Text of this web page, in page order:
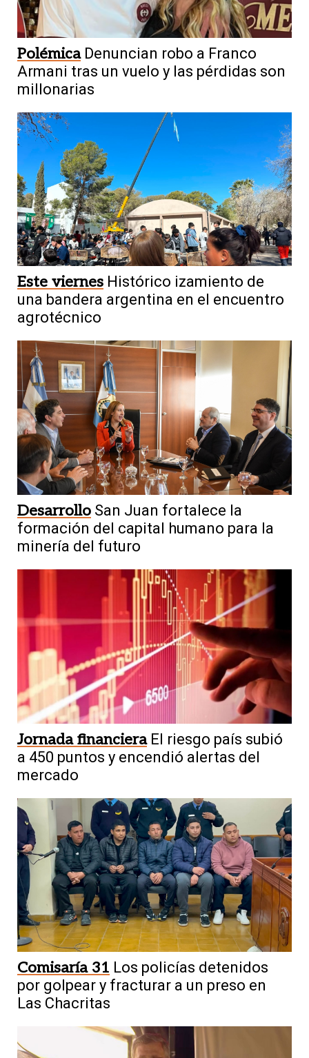
Polémica Denuncian robo a Franco
Armani tras un vuelo y las pérdidas son
millonarias
Este viernes Histórico izamiento de
una bandera argentina en el encuentro
agrotécnico
Desarrollo San Juan fortalece la
formación del capital humano para la
minería del futuro
Jornada financiera El riesgo país subió
a 450 puntos y encendió alertas del
mercado
Comisaría 31 Los policías detenidos
por golpear y fracturar a un preso en
Las Chacritas